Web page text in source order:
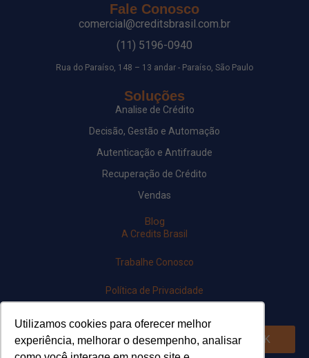
Utilizamos cookies para oferecer melhor
experiência, melhorar o desempenho, analisar
Fale Conosco
comercial@creditsbrasil.com.br
(11) 5196-0940
Rua do Paraíso, 148 – 13 andar - Paraíso, São Paulo
Soluções
Analise de Crédito
Decisão, Gestão e Automação
Autenticação e Antifraude
Recuperação de Crédito
Vendas
Blog
A Credits Brasil
Trabalhe Conosco
Política de Privacidade
Newsletter
OK